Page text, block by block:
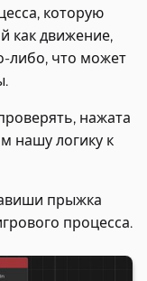
которую
как движение,
либо, что может
нажата
нашу логику к
прыжка
процесса.